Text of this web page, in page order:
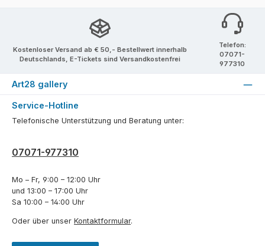
Kostenloser Versand ab € 50,- Bestellwert innerhalb
Deutschlands, E-Tickets sind Versandkostenfrei
Telefon:
07071-
977310
Art28 gallery
Service-Hotline
Telefonische Unterstützung und Beratung unter:
07071-977310
Mo – Fr, 9:00 – 12:00 Uhr
und 13:00 – 17:00 Uhr
Sa 10:00 – 14:00 Uhr
Oder über unser Kontaktformular.